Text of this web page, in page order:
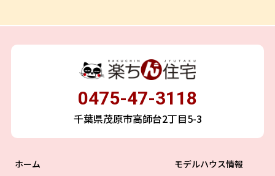
0475-47-3118
千葉県茂原市高師台2丁目5-3
ホーム
モデルハウス情報